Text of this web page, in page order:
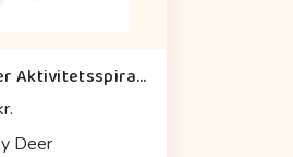
Done By Deer Aktivitetsspiral - Lalee Sand
Deer